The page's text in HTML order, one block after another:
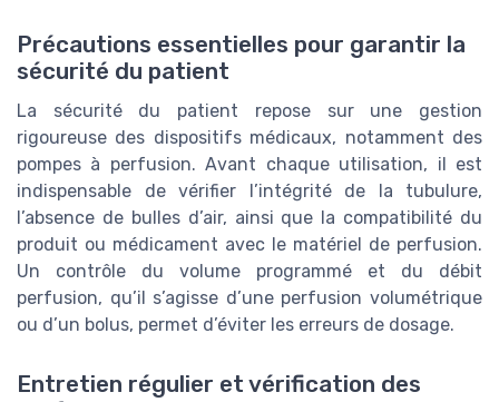
Précautions essentielles pour garantir la
sécurité du patient
La sécurité du patient repose sur une gestion
rigoureuse des dispositifs médicaux, notamment des
pompes à perfusion. Avant chaque utilisation, il est
indispensable de vérifier l’intégrité de la tubulure,
l’absence de bulles d’air, ainsi que la compatibilité du
produit ou médicament avec le matériel de perfusion.
Un contrôle du volume programmé et du débit
perfusion, qu’il s’agisse d’une perfusion volumétrique
ou d’un bolus, permet d’éviter les erreurs de dosage.
Entretien régulier et vérification des